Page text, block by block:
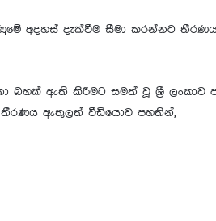
අදහස් දැක්වීම සීමා කරන්නට
බහක් ඇති කිරීමට සමත් වූ ශ්‍රී
තීරණය ඇතුලත් වීඩියොව පහතින්,